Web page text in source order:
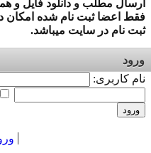
ارسال مطلب و دانلود فایل و
فقط اعضا ثبت نام شده امکان
ثبت نام در سایت میباشد.
ورود
نام کاربری:
ورود